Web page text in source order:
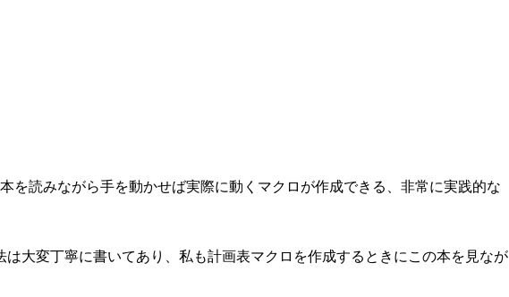
を読みながら手を動かせば実際に動くマクロが作成できる、非常に実践的な
は大変丁寧に書いてあり、私も計画表マクロを作成するときにこの本を見なが